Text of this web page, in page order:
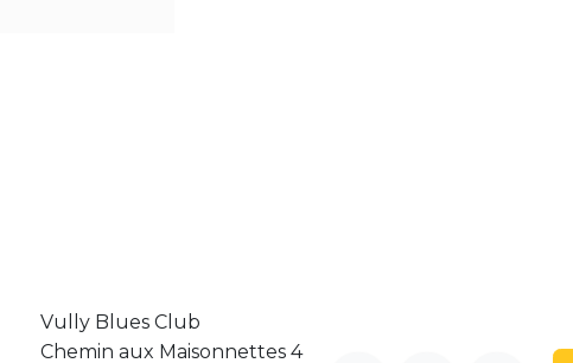
Vully Blues Club
Chemin aux Maisonnettes 4